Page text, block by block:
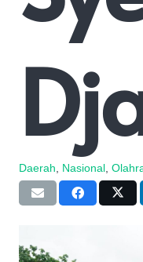
Daerah Nasional